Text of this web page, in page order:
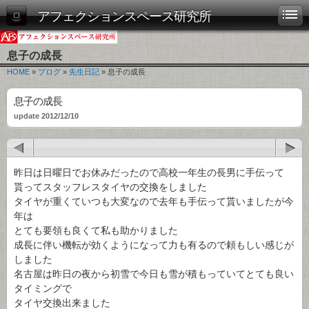
アフェクションスペース研究所
息子の成長
HOME » ブログ » 先生日記 » 息子の成長
息子の成長
update 2012/12/10
昨日は日曜日でお休みだったので高校一年生の長男に手伝って
貰ってスタッフレスタイヤの交換をしました
タイヤが重くていつも大変なので去年も手伝って貰いましたが今
年は
とても要領も良くて私も助かりました
成長に伴い機転が効くようになって力も有るので頼もしい感じが
しました
名古屋は昨日の夜から初雪で今日も雪が積もっていてとても良い
タイミングで
タイヤ交換出来ました